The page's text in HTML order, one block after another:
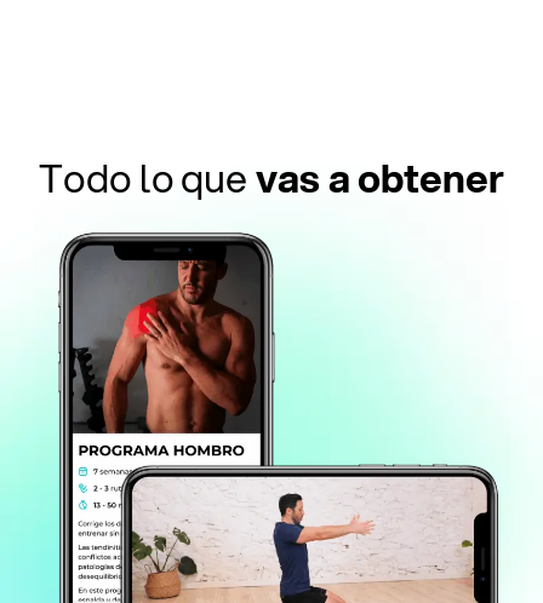
Todo lo quevas a obtener